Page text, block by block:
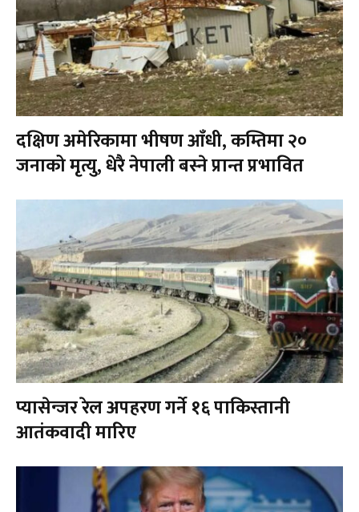
दक्षिण अमेरिकामा भीषण आँधी, कम्तिमा २०
जनाको मृत्यु, धेरै नेपाली बस्ने प्रान्त प्रभावित
प्यासेन्जर रेल अपहरण गर्ने १६ पाकिस्तानी
आतंकवादी मारिए